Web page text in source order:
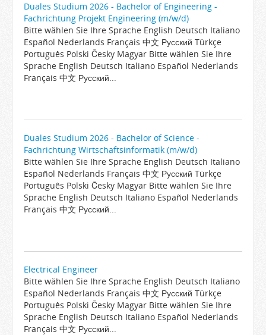
Duales Studium 2026 - Bachelor of Engineering -
Fachrichtung Projekt Engineering (m/w/d)
Bitte wählen Sie Ihre Sprache English Deutsch Italiano
Español Nederlands Français 中文 Русский Türkçe
Português Polski Česky Magyar Bitte wählen Sie Ihre
Sprache English Deutsch Italiano Español Nederlands
Français 中文 Русский...
Duales Studium 2026 - Bachelor of Science -
Fachrichtung Wirtschaftsinformatik (m/w/d)
Bitte wählen Sie Ihre Sprache English Deutsch Italiano
Español Nederlands Français 中文 Русский Türkçe
Português Polski Česky Magyar Bitte wählen Sie Ihre
Sprache English Deutsch Italiano Español Nederlands
Français 中文 Русский...
Electrical Engineer
Bitte wählen Sie Ihre Sprache English Deutsch Italiano
Español Nederlands Français 中文 Русский Türkçe
Português Polski Česky Magyar Bitte wählen Sie Ihre
Sprache English Deutsch Italiano Español Nederlands
Français 中文 Русский...